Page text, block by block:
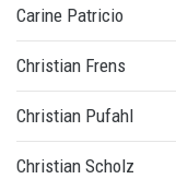
Carine Patricio
Christian Frens
Christian Pufahl
Christian Scholz